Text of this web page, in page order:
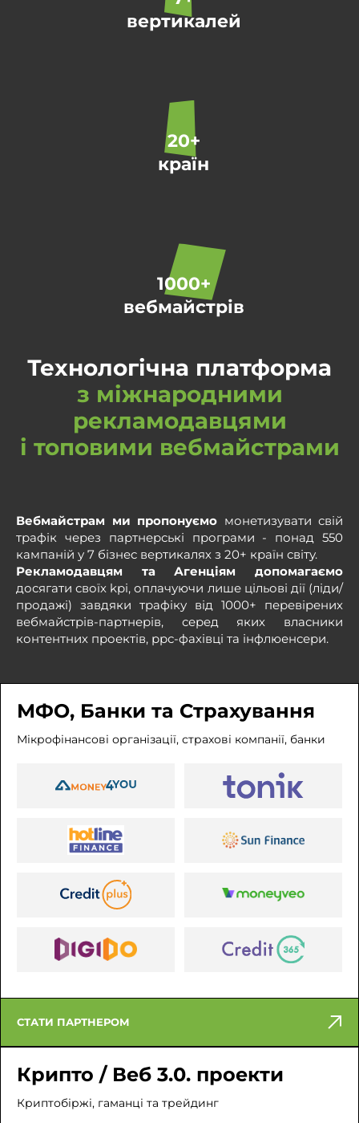
вертикалей
20+
країн
1000+
вебмайстрів
Технологічна платформа
з міжнародними
рекламодавцями
і топовими вебмайстрами
Вебмайстрам ми пропонуємо монетизувати свій
трафік через партнерські програми - понад 550
кампаній у 7 бізнес вертикалях з 20+ країн світу.
Рекламодавцям та Агенціям допомагаємо
досягати своїх kpi, оплачуючи лише цільові дії (ліди/
продажі) завдяки трафіку від 1000+ перевірених
вебмайстрів-партнерів, серед яких власники
контентних проектів, ррс-фахівці та інфлюенсери.
МФО, Банки та Страхування
Мікрофінансові організації, страхові компанії, банки
СТАТИ ПАРТНЕРОМ
Крипто / Веб 3.0. проекти
Криптобіржі, гаманці та трейдинг